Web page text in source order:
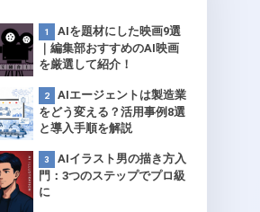
AIを題材にした映画9選
｜編集部おすすめのAI映画
を厳選して紹介！
AIエージェントは製造業
をどう変える？活用事例8選
と導入手順を解説
AIイラスト男の描き方入
門：3つのステップでプロ級
に